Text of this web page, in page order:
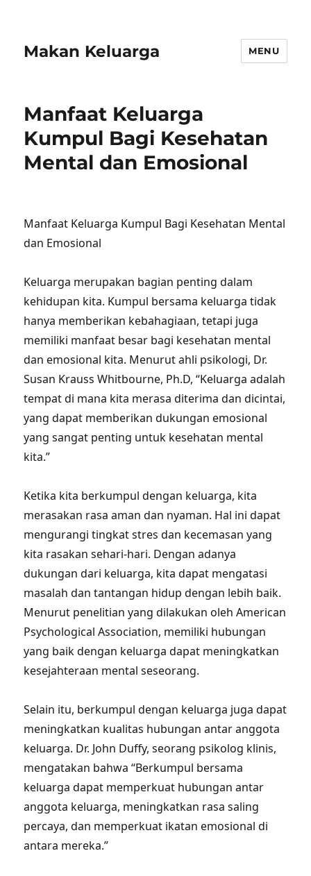
Makan Keluarga MENU
Manfaat Keluarga
Kumpul Bagi Kesehatan
Mental dan Emosional
Manfaat Keluarga Kumpul Bagi Kesehatan Mental
dan Emosional
Keluarga merupakan bagian penting dalam
kehidupan kita. Kumpul bersama keluarga tidak
hanya memberikan kebahagiaan, tetapi juga
memiliki manfaat besar bagi kesehatan mental
dan emosional kita. Menurut ahli psikologi, Dr.
Susan Krauss Whitbourne, Ph.D, “Keluarga adalah
tempat di mana kita merasa diterima dan dicintai,
yang dapat memberikan dukungan emosional
yang sangat penting untuk kesehatan mental
kita.”
Ketika kita berkumpul dengan keluarga, kita
merasakan rasa aman dan nyaman. Hal ini dapat
mengurangi tingkat stres dan kecemasan yang
kita rasakan sehari-hari. Dengan adanya
dukungan dari keluarga, kita dapat mengatasi
masalah dan tantangan hidup dengan lebih baik.
Menurut penelitian yang dilakukan oleh American
Psychological Association, memiliki hubungan
yang baik dengan keluarga dapat meningkatkan
kesejahteraan mental seseorang.
Selain itu, berkumpul dengan keluarga juga dapat
meningkatkan kualitas hubungan antar anggota
keluarga. Dr. John Duffy, seorang psikolog klinis,
mengatakan bahwa “Berkumpul bersama
keluarga dapat memperkuat hubungan antar
anggota keluarga, meningkatkan rasa saling
percaya, dan memperkuat ikatan emosional di
antara mereka.”